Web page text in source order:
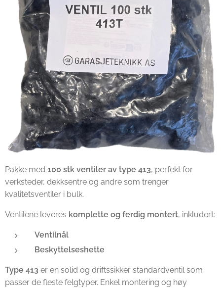
Pakke med 100 stk ventiler av type 413, perfekt for
verksteder, dekksentre og andre som trenger
kvalitetsventiler i bulk.
Ventilene leveres komplette og ferdig montert, inkludert:
Ventilnål
Beskyttelseshette
Type 413 er en solid og driftssikker standardventil som
passer de fleste felgtyper. Enkel montering og høy